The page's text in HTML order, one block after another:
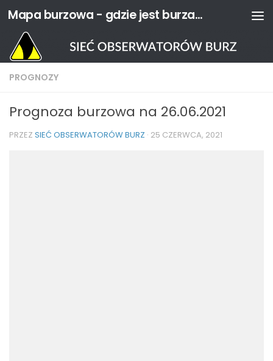
Przejdź do treści Mapa burzowa - gdzie jest burza? | Sieć Obserwatorów Burz
PROGNOZY
Prognoza burzowa na 26.06.2021
PRZEZ SIEĆ OBSERWATORÓW BURZ · 25 CZERWCA, 2021